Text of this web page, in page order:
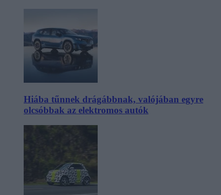
Hiába tűnnek drágábbnak, valójában egyre
olcsóbbak az elektromos autók